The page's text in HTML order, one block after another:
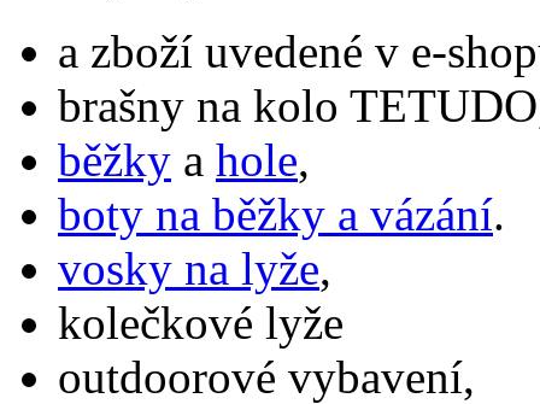
a zboží uvedené v e-
brašny na kolo
běžky a hole,
boty na běžky a vázání.
vosky na lyže,
kolečkové lyže
outdoorové vybavení,